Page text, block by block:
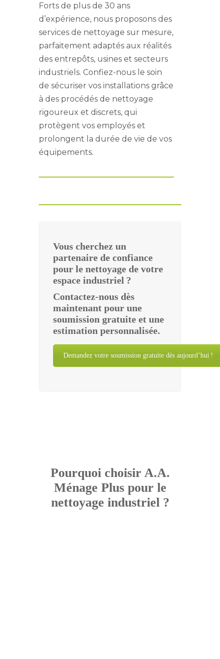
Forts de plus de 30 ans
d’expérience, nous proposons des
services de nettoyage sur mesure,
parfaitement adaptés aux réalités
des entrepôts, usines et secteurs
industriels. Confiez-nous le soin
de sécuriser vos installations grâce
à des procédés de nettoyage
rigoureux et discrets, qui
protègent vos employés et
prolongent la durée de vie de vos
équipements.
Vous cherchez un
partenaire de confiance
pour le nettoyage de votre
espace industriel ?
Contactez-nous dès
maintenant pour une
soumission gratuite et une
estimation personnalisée.
Demandez votre soumission gratuite dès aujourd’hui !
Pourquoi choisir A.A.
Ménage Plus pour le
nettoyage industriel ?